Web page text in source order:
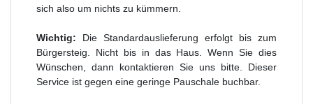
sich also um nichts zu kümmern.
Wichtig: Die Standardauslieferung erfolgt bis zum
Bürgersteig. Nicht bis in das Haus. Wenn Sie dies
Wünschen, dann kontaktieren Sie uns bitte. Dieser
Service ist gegen eine geringe Pauschale buchbar.